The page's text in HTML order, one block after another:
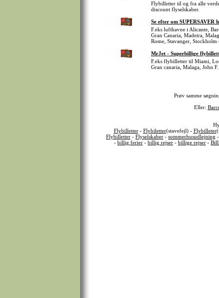
Flybilletter til og fra alle
discount flyselskaber.
Se efter om SUPERSAVER
F.eks lufthavne i Alicante,
Gran Canaria, Madeira,
Rome, Stavanger, Stockholm
MrJet - Superbillige
F.eks flybilletter til Miami,
Gran canaria, Malaga, John
Prøv samme
Eller:
Flybilletter- Flybiletter(stavefejl) - Flybilleter
Flybilletter - Flyselskaber - sommerhusudlejning
- billig ferier - billig rejser - billige rejser -